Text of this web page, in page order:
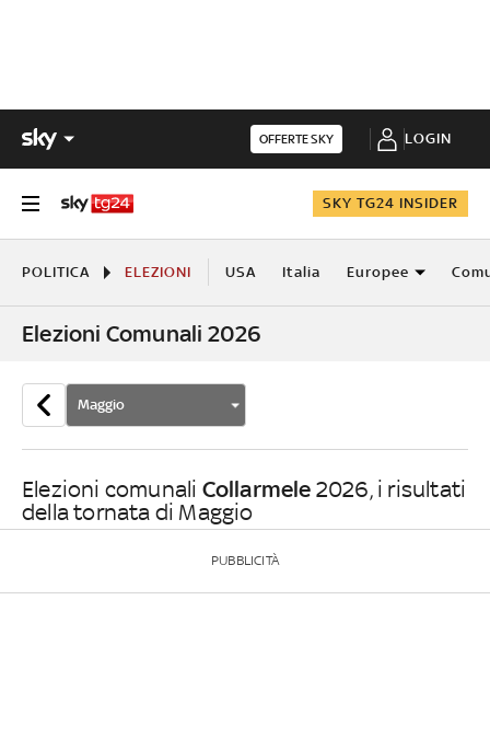
OFFERTE SKY LOGIN
SKY TG24 INSIDER
POLITICA ELEZIONI USA Italia Europee
Elezioni Comunali 2026
Maggio
Elezioni comunali Collarmele 2026, i risultati
della tornata di Maggio
PUBBLICITÀ